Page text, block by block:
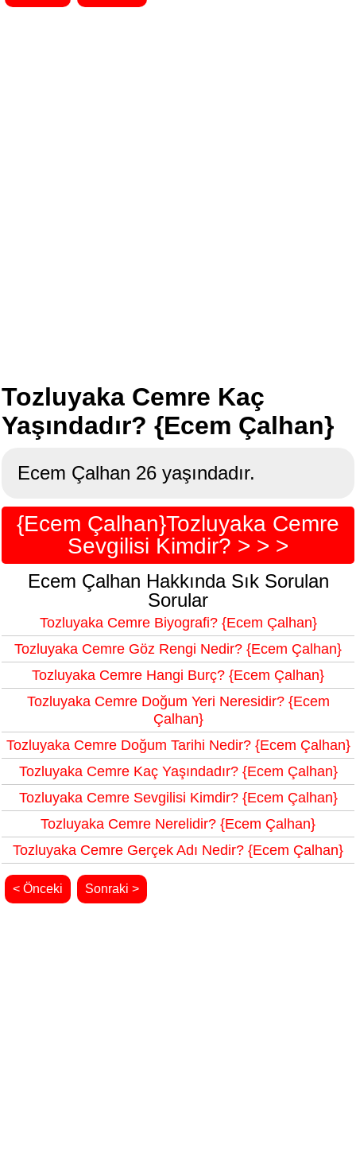
Tozluyaka Cemre Kaç
Yaşındadır? {Ecem Çalhan}
Ecem Çalhan 26 yaşındadır.
{Ecem Çalhan}Tozluyaka Cemre
Sevgilisi Kimdir? > > >
Ecem Çalhan Hakkında Sık Sorulan
Sorular
Tozluyaka Cemre Biyografi? {Ecem Çalhan}
Tozluyaka Cemre Göz Rengi Nedir? {Ecem Çalhan}
Tozluyaka Cemre Hangi Burç? {Ecem Çalhan}
Tozluyaka Cemre Doğum Yeri Neresidir? {Ecem
Çalhan}
Tozluyaka Cemre Doğum Tarihi Nedir? {Ecem Çalhan}
Tozluyaka Cemre Kaç Yaşındadır? {Ecem Çalhan}
Tozluyaka Cemre Sevgilisi Kimdir? {Ecem Çalhan}
Tozluyaka Cemre Nerelidir? {Ecem Çalhan}
Tozluyaka Cemre Gerçek Adı Nedir? {Ecem Çalhan}
< Önceki Sonraki >